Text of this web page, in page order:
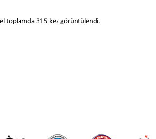
toplamda 315 kez görüntülendi.